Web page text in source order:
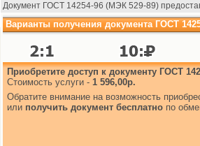
Документ ГОСТ 14254-96 (МЭК 529-89)
Варианты получения документа ГОСТ
Приобретите доступ к документу ГОСТ
Стоимость услуги - 1 596,00р.
Обратите внимание на возможность
или получить документ бесплатно по